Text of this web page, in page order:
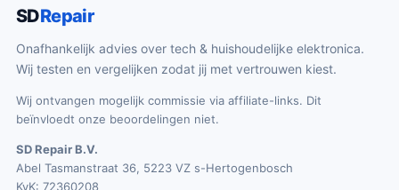
SDRepair
Onafhankelijk advies over tech & huishoudelijke elektronica.
Wij testen en vergelijken zodat jij met vertrouwen kiest.
Wij ontvangen mogelijk commissie via affiliate-links. Dit
beïnvloedt onze beoordelingen niet.
SD Repair B.V.
Abel Tasmanstraat 36, 5223 VZ s-Hertogenbosch
KvK: 72360208